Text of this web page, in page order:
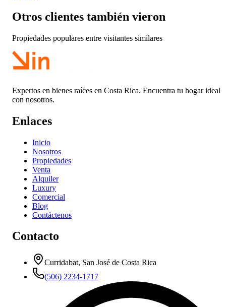
Otros clientes también vieron
Propiedades populares entre visitantes similares
Expertos en bienes raíces en Costa Rica. Encuentra tu hogar ideal
con nosotros.
Enlaces
Inicio
Nosotros
Propiedades
Venta
Alquiler
Luxury
Comercial
Blog
Contáctenos
Contacto
Curridabat, San José de Costa Rica
(506) 2234-1717